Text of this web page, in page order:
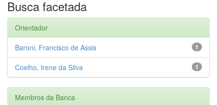
Busca facetada
Orientador
1
Baroni, Francisco de Assis
1
Coelho, Irene da Silva
Membros da Banca